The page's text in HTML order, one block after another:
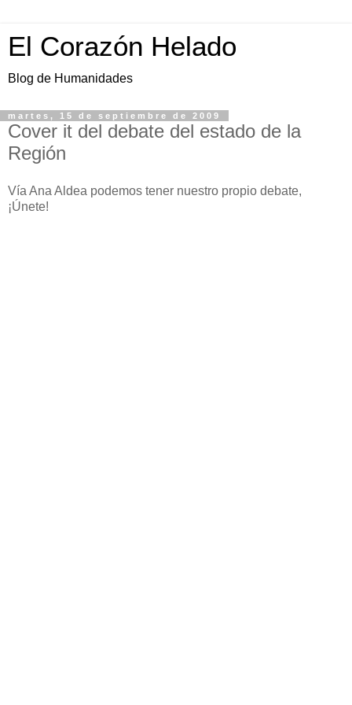
El Corazón Helado
Blog de Humanidades
martes, 15 de septiembre de 2009
Cover it del debate del estado de la
Región
Vía Ana Aldea podemos tener nuestro propio debate,
¡Únete!